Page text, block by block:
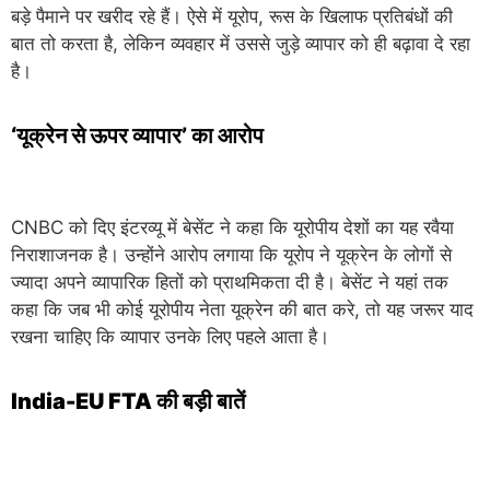
बड़े पैमाने पर खरीद रहे हैं। ऐसे में यूरोप, रूस के खिलाफ प्रतिबंधों की
बात तो करता है, लेकिन व्यवहार में उससे जुड़े व्यापार को ही बढ़ावा दे रहा
है।
‘यूक्रेन से ऊपर व्यापार’ का आरोप
CNBC को दिए इंटरव्यू में बेसेंट ने कहा कि यूरोपीय देशों का यह रवैया
निराशाजनक है। उन्होंने आरोप लगाया कि यूरोप ने यूक्रेन के लोगों से
ज्यादा अपने व्यापारिक हितों को प्राथमिकता दी है। बेसेंट ने यहां तक
कहा कि जब भी कोई यूरोपीय नेता यूक्रेन की बात करे, तो यह जरूर याद
रखना चाहिए कि व्यापार उनके लिए पहले आता है।
India-EU FTA की बड़ी बातें